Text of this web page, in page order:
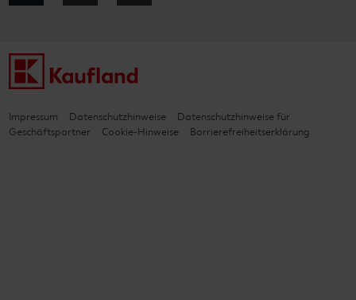
Impressum Datenschutzhinweise
Datenschutzhinweise für
Geschäftspartner
Cookie-Hinweise Barrierefreiheitserklärung